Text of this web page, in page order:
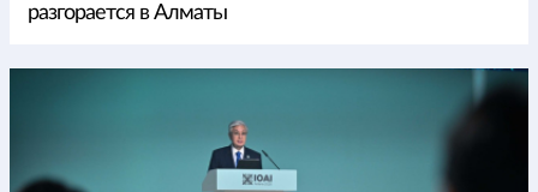
разгорается в Алматы